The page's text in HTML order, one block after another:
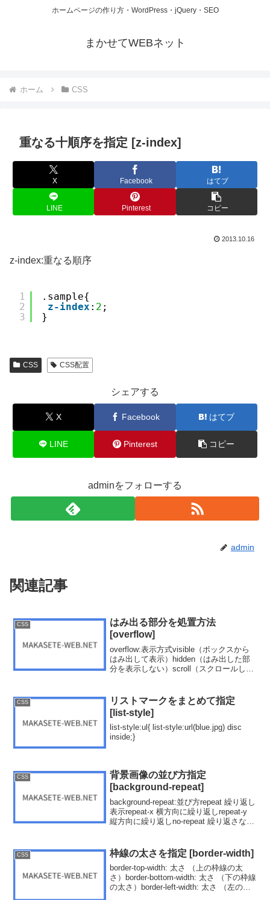
ホームページの作り方・WordPress・jQuery・SEO
まかせてWEBネット
ホーム CSS
重なる十順序を指定 [z-index]
X Facebook はてブ
LINE Pinterest コピー
2013.10.16
z-index:重なる順序
1
2
3
.sample{
z-index : 2 ;
}
CSS CSS配置
シェアする
X Facebook はてブ
LINE Pinterest コピー
adminをフォローする
admin
関連記事
CSS
はみ出る部分を処置方法
[overflow]
overflow:表示方式visible（ボックスから
はみ出して表示）hidden（はみ出した部
分を表示しない）scroll（スクロールして
る）.sample1{overflow:vis...
CSS
リストマークをまとめて指定
[list-style]
list-style:ul{ list-style:url(blue.jpg) disc
inside;}
CSS
背景画像の並び方指定
[background-repeat]
background-repeat:並び方repeat 繰り返し
表示repeat-x 横方向に繰り返しrepeat-y
縦方向に繰り返しno-repeat 繰り返さない
CSS 枠線の太さを指定 [border-width]
border-top-width: 太さ （上の枠線の太
さ）border-bottom-width: 太さ （下の枠線
の太さ）border-left-width: 太さ （左の枠